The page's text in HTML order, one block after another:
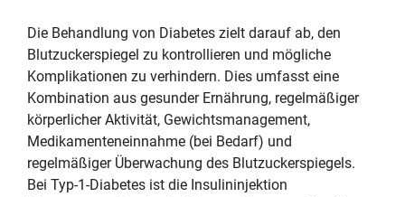
Die Behandlung von Diabetes zielt darauf ab, den
Blutzuckerspiegel zu kontrollieren und mögliche
Komplikationen zu verhindern. Dies umfasst eine
Kombination aus gesunder Ernährung, regelmäßiger
körperlicher Aktivität, Gewichtsmanagement,
Medikamenteneinnahme (bei Bedarf) und
regelmäßiger Überwachung des Blutzuckerspiegels.
Bei Typ-1-Diabetes ist die Insulininjektion